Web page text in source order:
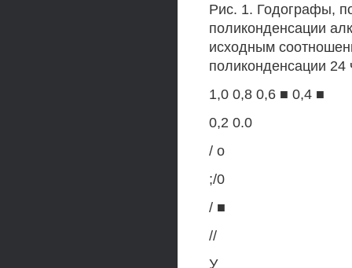
Рис. 1. Годографы,
поликонденсации
исходным
поликонденсации 24
1,0 0,8 0,6 ■ 0,4 ■
0,2 0.0
/ о
;/0
/ ■
//
У